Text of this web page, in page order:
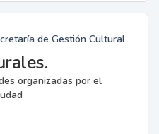
de Gestión Cultural
organizadas por el